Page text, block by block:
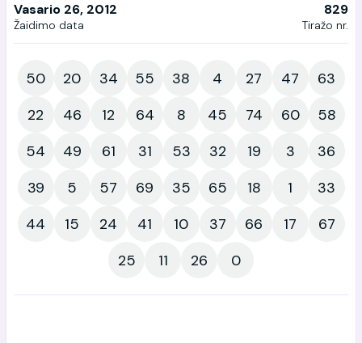
Vasario 26, 2012
Žaidimo data
829
Tiražo nr.
50 20 34 55 38 4 27 47
63
22
46 12 64 8 45 74 60
58
54
49 61 31 53 32 19 3
36
39
5 57 69 35 65 18 1
33
44
15 24 41 10 37 66 17
67
25
11 26 0